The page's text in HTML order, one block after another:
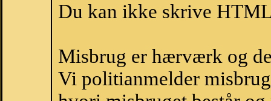
Du kan ikke skrive
Misbrug er hærværk og
Vi politianmelder